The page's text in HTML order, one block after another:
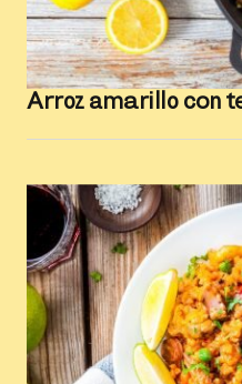
Arroz amarillo con